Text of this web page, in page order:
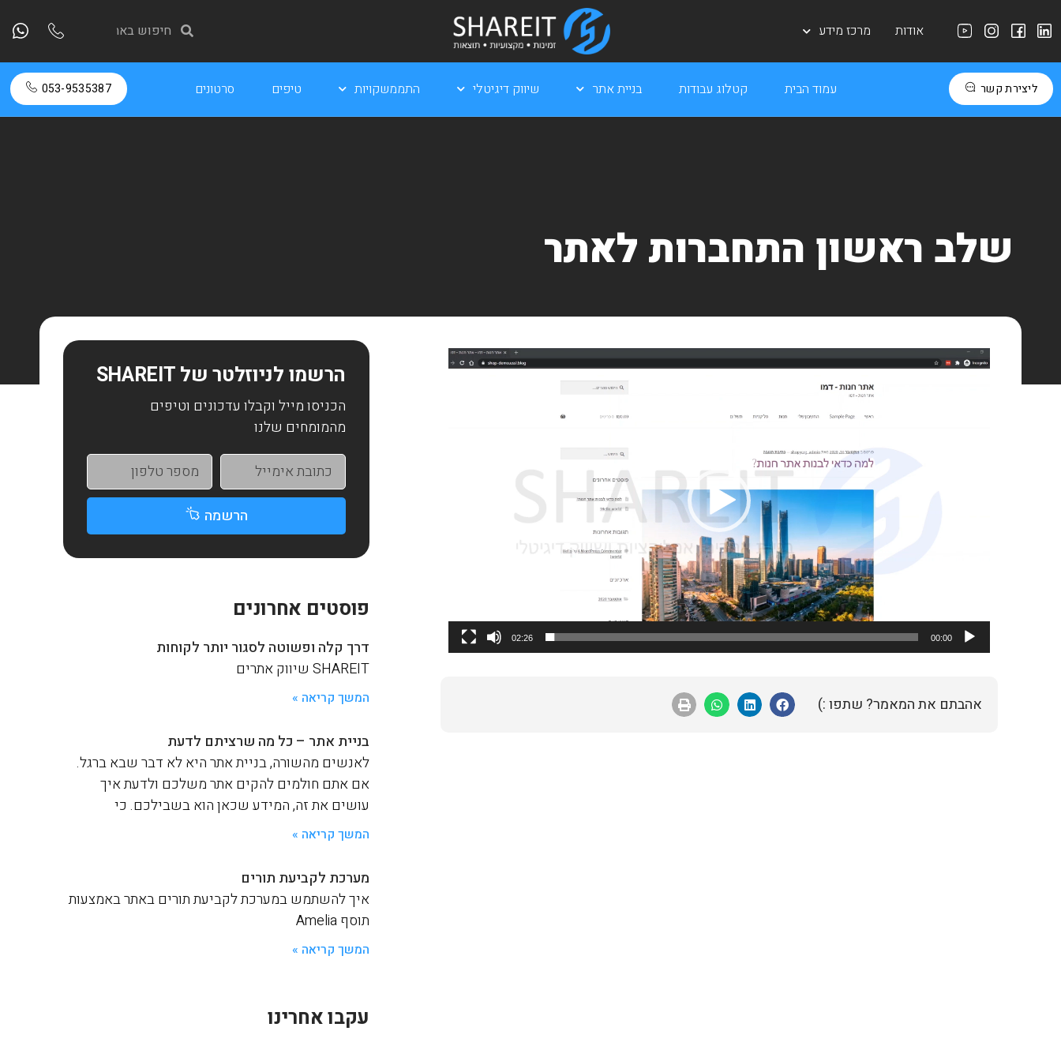
אודות מרכז מידע
ליצירת קשר עמוד הבית קטלוג עבודות בניית אתר שיווק דיגיטלי התממשקויות טיפים סרטונים 053-9535387
שלב ראשון התחברות לאתר
נגן
00:00
02:26
אהבתם את המאמר? שתפו :)
הרשמו לניוזלטר של SHAREIT
הכניסו מייל וקבלו עדכונים וטיפים
מהמומחים שלנו
הרשמה
פוסטים אחרונים
דרך קלה ופשוטה לסגור יותר לקוחות
SHAREIT שיווק אתרים
המשך קריאה »
בניית אתר – כל מה שרציתם לדעת
לאנשים מהשורה, בניית אתר היא לא דבר שבא ברגל.
אם אתם חולמים להקים אתר משלכם ולדעת איך
עושים את זה, המידע שכאן הוא בשבילכם. כי
המשך קריאה »
מערכת לקביעת תורים
איך להשתמש במערכת לקביעת תורים באתר באמצעות
תוסף Amelia
המשך קריאה »
עקבו אחרינו